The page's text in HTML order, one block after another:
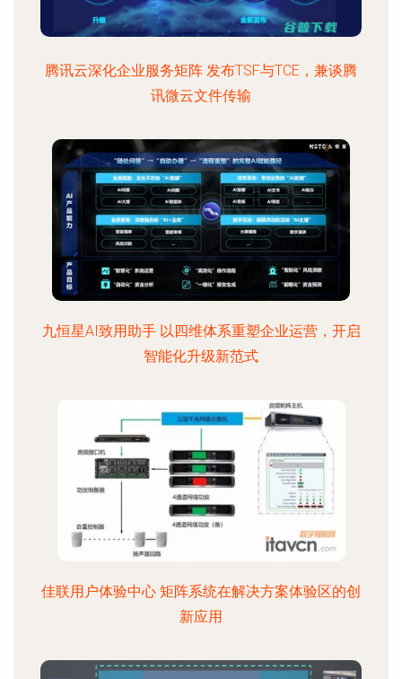
腾讯云深化企业服务矩阵 发布TSF与TCE，兼谈腾
讯微云文件传输
九恒星AI致用助手 以四维体系重塑企业运营，开启
智能化升级新范式
佳联用户体验中心 矩阵系统在解决方案体验区的创
新应用